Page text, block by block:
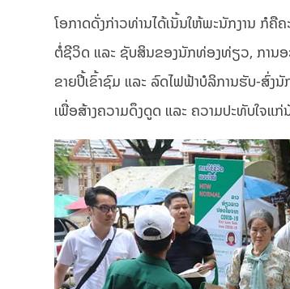
ໂອກາດດັ່ງກ່າວທ່ານໄດ້ເນັ້ນໃຫ້ພະນັກງານ ກໍ
ຕໍ່ຊີວິດ ແລະ ຊັບສິນຂອງນັກທ່ອງທ່ຽວ, ການອ
ຂາຍປີ້ເຂົ້າຊົມ ແລະ ລົດໄຟຟ້າບໍລິການຮັບ-ສົ່
ເພື່ອສ້າງຄວາມດຶງດູດ ແລະ ຄວາມປະທັບໃຈແ